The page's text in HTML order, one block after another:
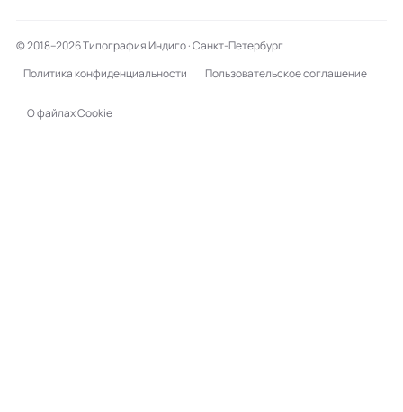
© 2018–2026 Типография Индиго · Санкт-Петербург
Политика конфиденциальности
Пользовательское соглашение
О файлах Cookie